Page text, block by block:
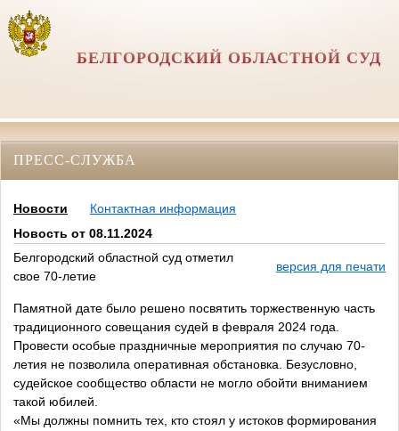
БЕЛГОРОДСКИЙ ОБЛАСТНОЙ СУД
ПРЕСС-СЛУЖБА
Новости
Контактная информация
Новость от 08.11.2024
Белгородский областной суд отметил
свое 70-летие
версия для печати
Памятной дате было решено посвятить торжественную часть
традиционного совещания судей в февраля 2024 года.
Провести особые праздничные мероприятия по случаю 70-
летия не позволила оперативная обстановка. Безусловно,
судейское сообщество области не могло обойти вниманием
такой юбилей.
«Мы должны помнить тех, кто стоял у истоков формирования